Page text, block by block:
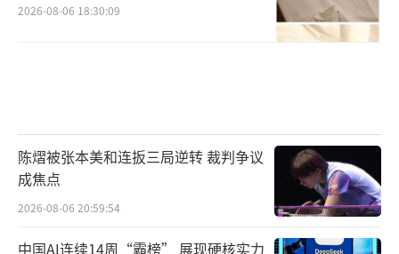
2026-08-06 18:30:09
陈熠被张本美和连扳三局逆转 裁判争议
成焦点
2026-08-06 20:59:54
中国AI连续14周“霸榜” 展现硬核实力